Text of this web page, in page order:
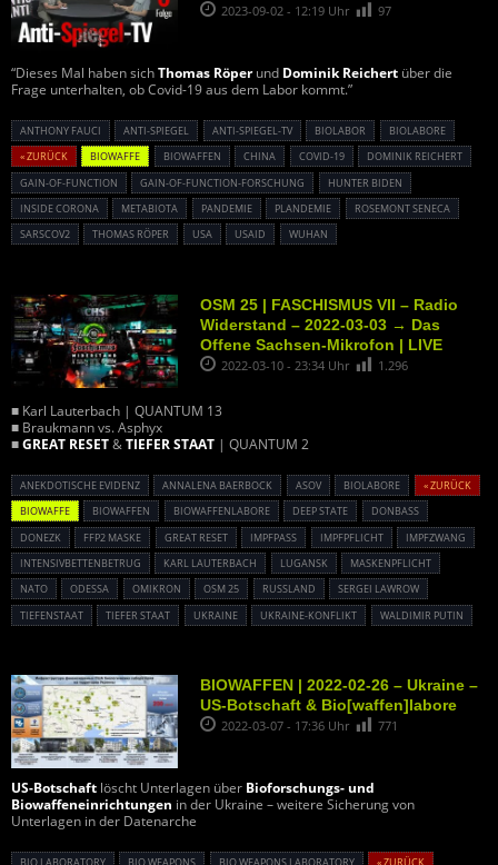
2023-09-02 - 12:19 Uhr 97
“Dieses Mal haben sichThomas Röperund Dominik Reichert über die
Frage unterhalten, ob Covid-19 aus dem Labor kommt.”
ANTHONY FAUCI ANTI-SPIEGEL ANTI-SPIEGEL-TV BIOLABOR
BIOLABORE
« ZURÜCK
BIOWAFFE BIOWAFFEN CHINA COVID-19
DOMINIK REICHERT
GAIN-OF-FUNCTION
GAIN-OF-FUNCTION-FORSCHUNG
HUNTER BIDEN
INSIDE CORONA
METABIOTA PANDEMIE PLANDEMIE
ROSEMONT SENECA
SARSCOV2
THOMAS RÖPER USA USAID WUHAN
OSM 25 | FASCHISMUS VII – Radio
Widerstand – 2022-03-03 → Das
Offene Sachsen-Mikrofon | LIVE
2022-03-10 - 23:34 Uhr 1.296
■ Karl Lauterbach | QUANTUM 13
■ Braukmann vs. Asphyx
■GREAT RESET&TIEFER STAAT | QUANTUM 2
ANEKDOTISCHE EVIDENZ ANNALENA BAERBOCK ASOV BIOLABORE
« ZURÜCK
BIOWAFFE
BIOWAFFEN BIOWAFFENLABORE DEEP STATE
DONBASS
DONEZK
FFP2 MASKE GREAT RESET IMPFPASS IMPFPFLICHT
IMPFZWANG
INTENSIVBETTENBETRUG
KARL LAUTERBACH LUGANSK
MASKENPFLICHT
NATO
ODESSA OMIKRON OSM 25 RUSSLAND
SERGEI LAWROW
TIEFENSTAAT
TIEFER STAAT UKRAINE UKRAINE-KONFLIKT WALDIMIR PUTIN
BIOWAFFEN | 2022-02-26 – Ukraine –
US-Botschaft & Bio[waffen]labore
2022-03-07 - 17:36 Uhr 771
US-Botschaft löscht Unterlagen über Bioforschungs- und
Biowaffeneinrichtungen in der Ukraine – weitere Sicherung von
Unterlagen in der Datenarche